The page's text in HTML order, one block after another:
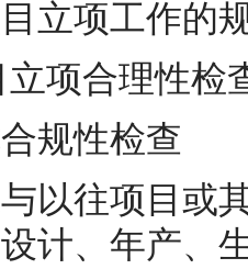
立项工作的
立项合理性检
规性检查
以往项目或
计、年产、